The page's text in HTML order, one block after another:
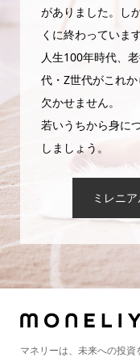
がありました。し
くに終わっています
人生100年時代、
代・Z世代がこれ
欠かせません。
若いうちから身に
しましょう。
ミレニ
マネリーは、未来への投